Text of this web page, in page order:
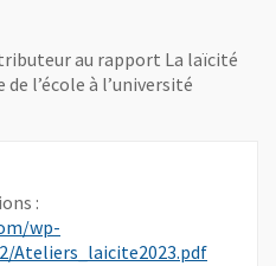
au rapport La laïcité
l’école à l’université
:
wp-
Ateliers_laicite2023.pdf, Ouvre